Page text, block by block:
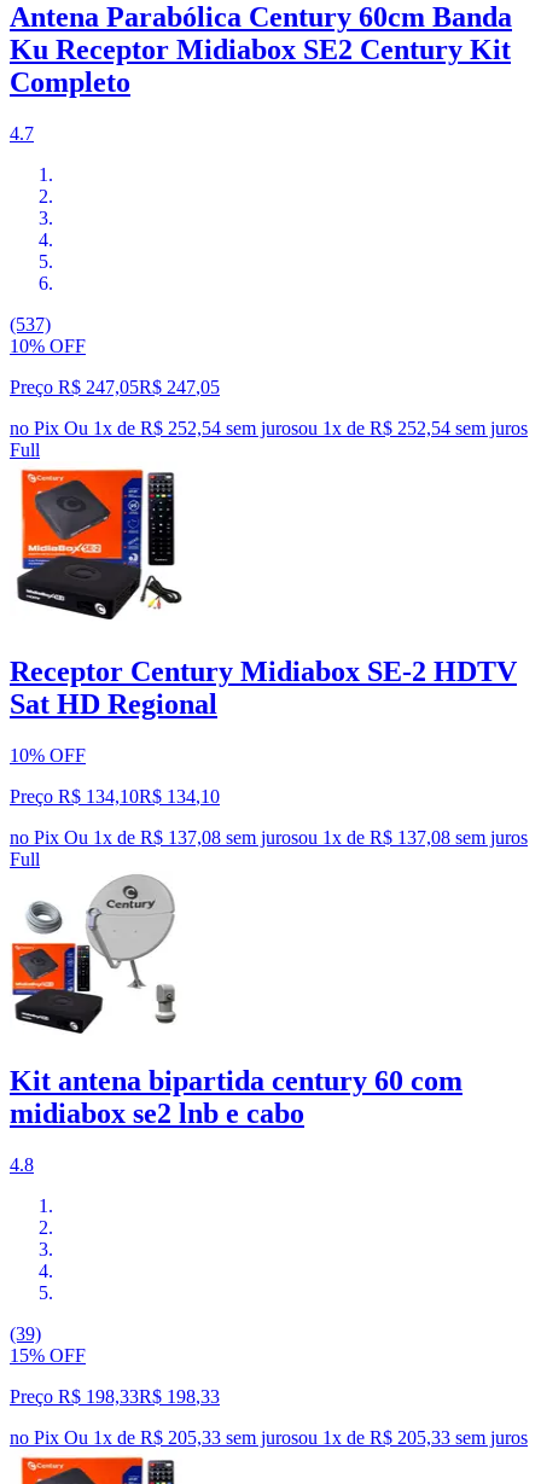
Antena Parabólica Century 60cm Banda
Ku Receptor Midiabox SE2 Century Kit
Completo
4.7
(537)
10% OFF
Preço R$ 247,05R$ 247,05
no Pix Ou 1x de R$ 252,54 sem jurosou 1x de R$ 252,54 sem juros
Full
Receptor Century Midiabox SE-2 HDTV
Sat HD Regional
10% OFF
Preço R$ 134,10R$ 134,10
no Pix Ou 1x de R$ 137,08 sem jurosou 1x de R$ 137,08 sem juros
Full
Kit antena bipartida century 60 com
midiabox se2 lnb e cabo
4.8
(39)
15% OFF
Preço R$ 198,33R$ 198,33
no Pix Ou 1x de R$ 205,33 sem jurosou 1x de R$ 205,33 sem juros